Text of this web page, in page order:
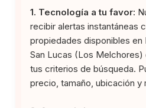
1. Tecnología a tu favor:
recibir alertas instantáneas
propiedades disponibles
San Lucas (Los
tus criterios de búsqueda.
precio, tamaño, ubicación y